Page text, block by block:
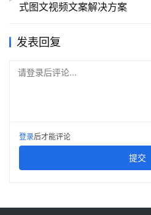
式图文视频文案解决方案
发表回复
请登录后评论...
登录后才能评论
提交